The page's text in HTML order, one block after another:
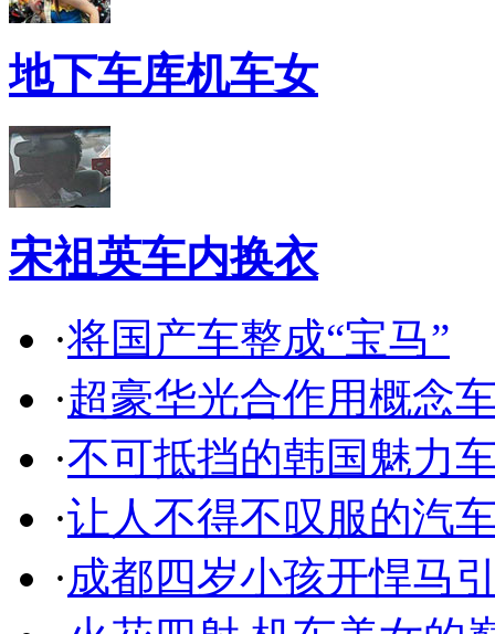
地下车库机车女
宋祖英车内换衣
·将国产车整成“宝马”
·超豪华光合作用概念
·不可抵挡的韩国魅力
·让人不得不叹服的汽
·成都四岁小孩开悍马